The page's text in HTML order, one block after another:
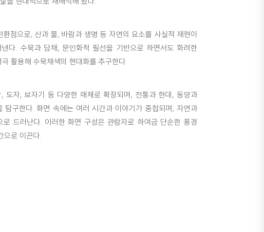
점으로, 산과 물, 바람과 생명 등 자연의 요소를 사실적 재현이
다. 수묵과 담채, 문인화적 필선을 기반으로 하면서도 화려한
활용해 수묵채색의 현대화를 추구한다.
도자, 보자기 등 다양한 매체로 확장되며, 전통과 현대, 동양과
탐구한다. 화면 속에는 여러 시간과 이야기가 중첩되며, 자연과
드러난다. 이러한 화면 구성은 관람자로 하여금 단순한 풍경
으로 이끈다.